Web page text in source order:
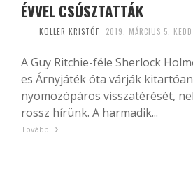
ÉVVEL CSÚSZTATTÁK
KÖLLER KRISTÓF 2019. MÁRCIUS 5. KEDD
A Guy Ritchie-féle Sherlock
es Árnyjáték óta várják
nyomozópáros visszatérését,
rossz hírünk. A harmadik...
Tovább